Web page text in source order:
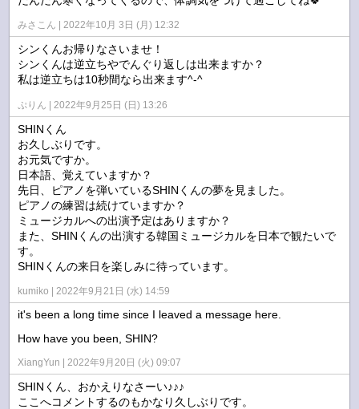
みさこん 2022年10月 3日 (月) 12:32
シンくんお帰りなさいませ！
シンくんは逆立ちやでんぐり返しは出来ますか？
私は逆立ちは10秒間なら出来ます^-^
ぷりん 2022年9月25日 (日) 13:26
SHINくん
お久しぶりです。
お元気ですか。
日本語、覚えていますか？
先日、ピアノを弾いているSHINくんの夢を見ました。
ピアノの練習は続けていますか？
ミュージカルへの出演予定はありますか？
また、SHINくんの出演する韓国ミュージカルを日本で観たいで
す。
SHINくんの来日を楽しみに待っています。
kumiko 2022年9月21日 (水) 14:59
it's been a long time since I leaved a message here.
How have you been, SHIN?
XiangYun 2022年9月20日 (火) 09:07
SHINくん、おかえりなさーい♪♪♪
ここへコメントするのもかなり久しぶりです。